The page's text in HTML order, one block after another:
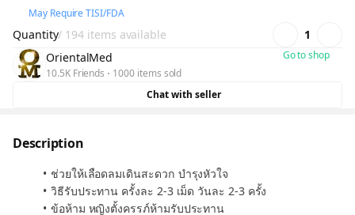
May Require TISI/FDA
Quantity/ 194 items available
1
OrientalMed
10.5K Friends 1000 items sold
Go to shop
Chat with seller
Description
ช่วยให้เลือดลมเดินสะดวก บำรุงหัวใจ
วิธีรับประทาน ครั้งละ 2-3 เม็ด วันละ 2-3 ครั้ง
ข้อห้าม หญิงตั้งครรภ์ห้ามรับประทาน